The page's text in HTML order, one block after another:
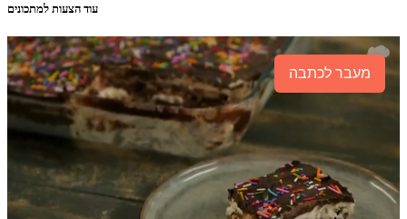
עוד הצעות למתכונים
מעבר לכתבה